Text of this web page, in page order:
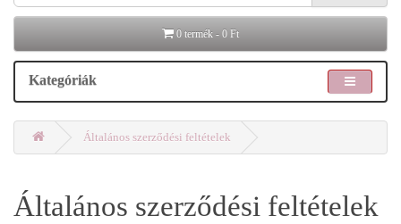
0 termék - 0 Ft
Kategóriák
Általános szerződési feltételek
Általános szerződési feltételek